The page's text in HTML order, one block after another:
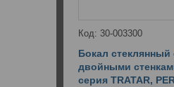
30-003300
Бокал стеклянный
двойными
серия TRATAR,